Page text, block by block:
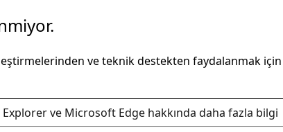
ve teknik destekten faydalanmak
ve Microsoft Edge hakkında daha fazla bilgi